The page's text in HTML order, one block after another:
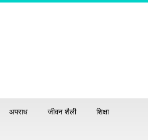
अपराध जीवन शैली शिक्षा